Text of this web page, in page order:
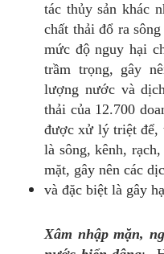
tác thủy sản khác
chất thải đổ ra
mức độ nguy hại
trầm trọng, gây
lượng nước và
thải của 12.700
được xử lý triệt để,
là sông, kênh,
mặt, gây nên các
và đặc biệt là gây
Xâm nhập mặn,